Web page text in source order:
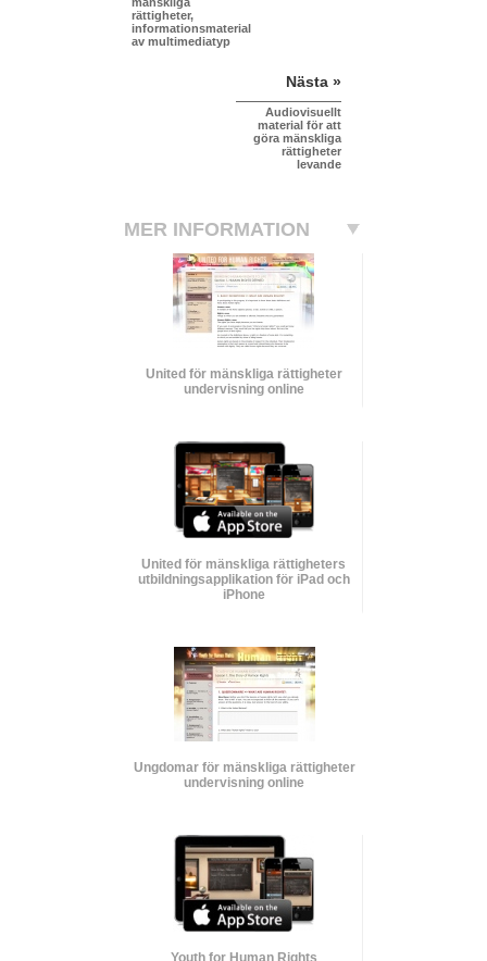
rättigheter,
informationsmaterial
av multimediatyp
Nästa »
Audiovisuellt
material för att
göra mänskliga
rättigheter
levande
MER INFORMATION
United för mänskliga rättigheter
undervisning online
United för mänskliga rättigheters
utbildnings­applikation för iPad och
iPhone
Ungdomar för mänskliga rättigheter
undervisning online
Youth for Human Rights